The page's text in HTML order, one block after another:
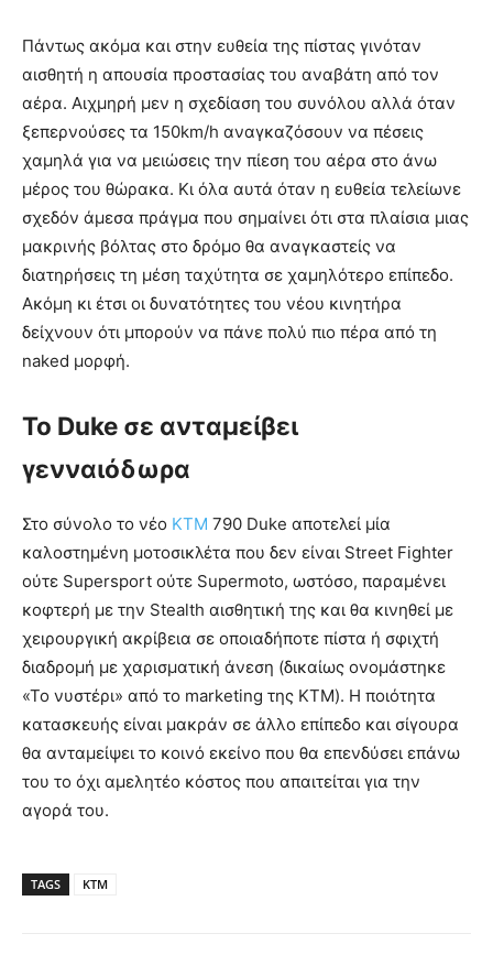
Πάντως ακόμα και στην ευθεία της πίστας γινόταν
αισθητή η απουσία προστασίας του αναβάτη από τον
αέρα. Αιχμηρή μεν η σχεδίαση του συνόλου αλλά όταν
ξεπερνούσες τα 150km/h αναγκαζόσουν να πέσεις
χαμηλά για να μειώσεις την πίεση του αέρα στο άνω
μέρος του θώρακα. Κι όλα αυτά όταν η ευθεία τελείωνε
σχεδόν άμεσα πράγμα που σημαίνει ότι στα πλαίσια μιας
μακρινής βόλτας στο δρόμο θα αναγκαστείς να
διατηρήσεις τη μέση ταχύτητα σε χαμηλότερο επίπεδο.
Ακόμη κι έτσι οι δυνατότητες του νέου κινητήρα
δείχνουν ότι μπορούν να πάνε πολύ πιο πέρα από τη
naked μορφή.
Το Duke σε ανταμείβει
γενναιόδωρα
Στο σύνολο το νέο ΚΤΜ 790 Duke αποτελεί μία
καλοστημένη μοτοσικλέτα που δεν είναι Street Fighter
ούτε Supersport ούτε Supermoto, ωστόσο, παραμένει
κοφτερή με την Stealth αισθητική της και θα κινηθεί με
χειρουργική ακρίβεια σε οποιαδήποτε πίστα ή σφιχτή
διαδρομή με χαρισματική άνεση (δικαίως ονομάστηκε
«Το νυστέρι» από το marketing της KTM). Η ποιότητα
κατασκευής είναι μακράν σε άλλο επίπεδο και σίγουρα
θα ανταμείψει το κοινό εκείνο που θα επενδύσει επάνω
του το όχι αμελητέο κόστος που απαιτείται για την
αγορά του.
TAGS KTM